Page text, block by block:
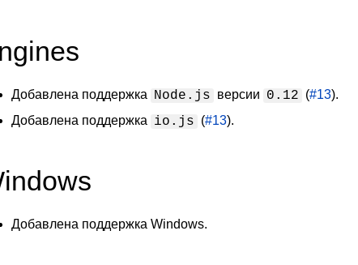
Добавлена поддержка Node.js версии 0.12 (#13).
Добавлена поддержка io.js (#13).
Добавлена поддержка Windows.